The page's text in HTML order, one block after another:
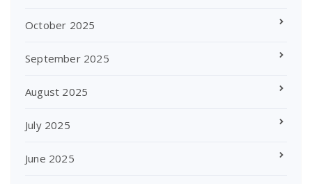
October 2025
September 2025
August 2025
July 2025
June 2025